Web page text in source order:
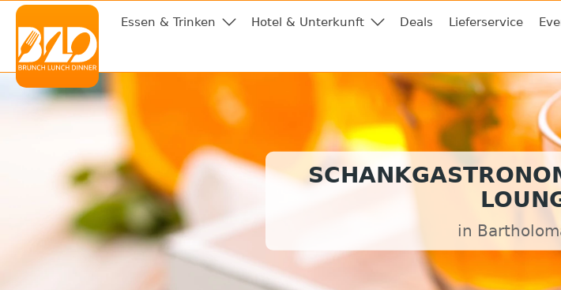
Essen & Trinken Hotel & Unterkunft Deals Lieferservice
in